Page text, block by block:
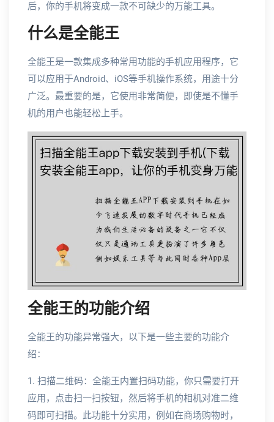
后，你的手机将变成一款不可缺少的万能工具。
什么是全能王
全能王是一款集成多种常用功能的手机应用程序，它
可以应用于Android、iOS等手机操作系统，用途十分
广泛。最重要的是，它使用非常简便，即使是不懂手
机的用户也能轻松上手。
全能王的功能介绍
全能王的功能异常强大，以下是一些主要的功能介
绍：
1. 扫描二维码：全能王内置扫码功能，你只需要打开
应用，点击扫一扫按钮，然后将手机的相机对准二维
码即可扫描。此功能十分实用，例如在商场购物时，